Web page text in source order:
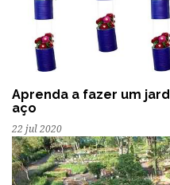
Aprenda a fazer um
aço
22 jul 2020